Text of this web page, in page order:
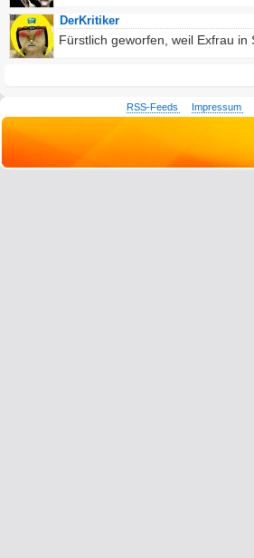
DerKritiker
Fürstlich geworfen, weil Exfrau in
RSS-Feeds Impressum